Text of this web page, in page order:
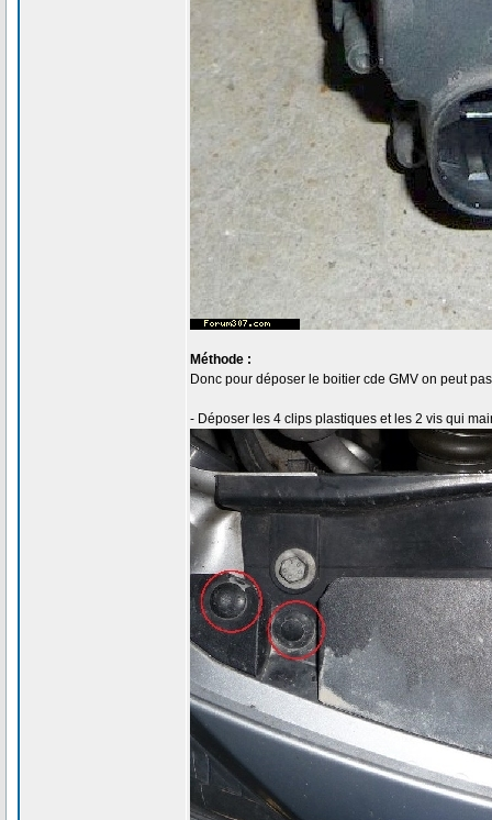
Méthode :
Donc pour déposer le boitier cde GMV on peut
- Déposer les 4 clips plastiques et les 2 vis qui